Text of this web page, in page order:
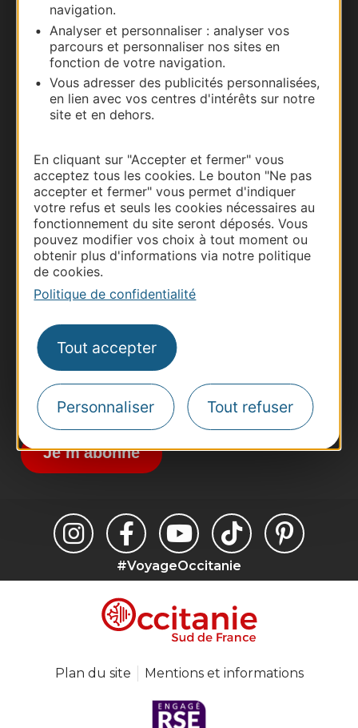
navigation.
Analyser et personnaliser : analyser vos
parcours et personnaliser nos sites en
fonction de votre navigation.
Vous adresser des publicités personnalisées,
en lien avec vos centres d'intérêts sur notre
site et en dehors.
En cliquant sur "Accepter et fermer" vous
acceptez tous les cookies. Le bouton "Ne pas
accepter et fermer" vous permet d'indiquer
votre refus et seuls les cookies nécessaires au
fonctionnement du site seront déposés. Vous
pouvez modifier vos choix à tout moment ou
obtenir plus d'informations via notre politique
de cookies.
Politique de confidentialité
Tout accepter
Personnaliser Tout refuser
Carte interactive
Documentation
Thermalisme
Business/Mice
Pros d'Occitanie
Voyagistes
Destination Sport
Inscrivez-vous à la lettre d'information
Destination Occitanie pour recevoir des
suggestions de séjours, de visites et de sorties.
Je m'abonne
#VoyageOccitanie
Plan du site Mentions et informations